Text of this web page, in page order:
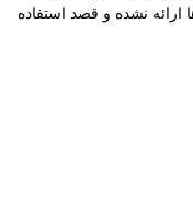
ارائه نشده و قصد استفاده